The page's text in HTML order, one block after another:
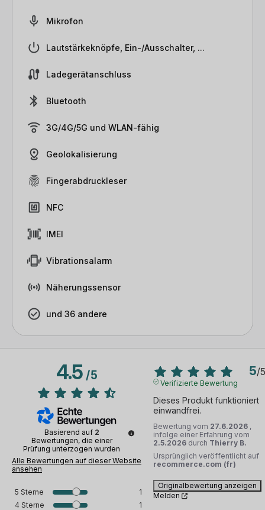
Mikrofon
Lautstärkeknöpfe, Ein-/Ausschalter, ...
Ladegerätanschluss
Bluetooth
3G/4G/5G und WLAN-fähig
Geolokalisierung
Fingerabdruckleser
NFC
IMEI
Vibrationsalarm
Näherungssensor
und 36 andere
4.5/5
Basierend auf 2
Bewertungen, die einer
Prüfung unterzogen wurden
Alle Bewertungen auf dieser Website
ansehen
5 Sterne
1
4 Sterne
1
5/5
Verifizierte Bewertung
Dieses Produkt funktioniert
einwandfrei.
Bewertung vom 27.6.2026 ,
infolge einer Erfahrung vom
2.5.2026 durch Thierry B.
Ursprünglich veröffentlicht auf
recommerce.com (fr)
Originalbewertung anzeigen
Melden